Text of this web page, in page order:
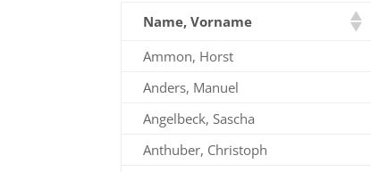
Name, Vorname
Ammon, Horst
Anders, Manuel
Angelbeck, Sascha
Anthuber, Christoph